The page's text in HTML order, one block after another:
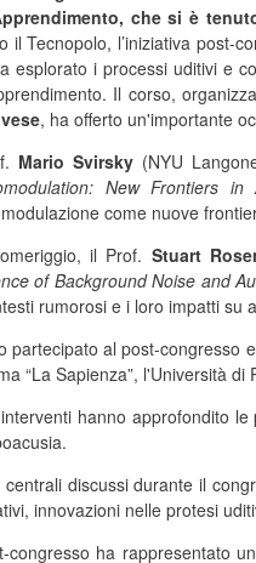
che si è
il Tecnopolo, l’iniziativa post-
esplorato i processi uditivi e
Il corso,
, ha offerto un'importante
Mario Svirsky (NYU
New Frontiers in
come nuove
il Prof. Stuart
of Background Noise and
rumorosi e i loro impatti su
partecipato al post-congresso
“La Sapienza”, l'Università
hanno approfondito
centrali discussi durante il
innovazioni nelle protesi
congresso ha rappresentato